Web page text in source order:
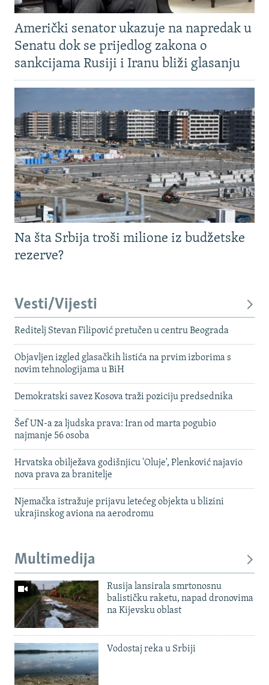
Američki senator ukazuje na napredak u
Senatu dok se prijedlog zakona o
sankcijama Rusiji i Iranu bliži glasanju
Na šta Srbija troši milione iz budžetske
rezerve?
Vesti/Vijesti
Reditelj Stevan Filipović pretučen u centru Beograda
Objavljen izgled glasačkih listića na prvim izborima s
novim tehnologijama u BiH
Demokratski savez Kosova traži poziciju predsednika
Šef UN-a za ljudska prava: Iran od marta pogubio
najmanje 56 osoba
Hrvatska obilježava godišnjicu 'Oluje', Plenković najavio
nova prava za branitelje
Njemačka istražuje prijavu letećeg objekta u blizini
ukrajinskog aviona na aerodromu
Multimedija
Rusija lansirala smrtonosnu
balističku raketu, napad dronovima
na Kijevsku oblast
Vodostaj reka u Srbiji